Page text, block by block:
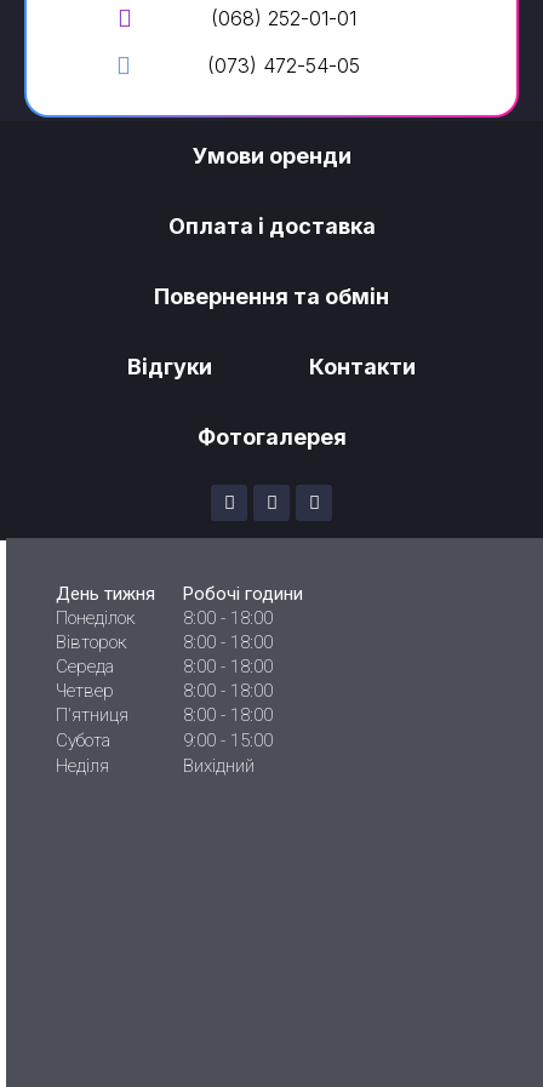
(068) 252-01-01
(073) 472-54-05
Умови оренди
Оплата і доставка
Повернення та обмін
Відгуки Контакти
Фотогалерея
День тижня
Робочі години
Понеділок
8:00 - 18:00
Вівторок
8:00 - 18:00
Середа
8:00 - 18:00
Четвер
8:00 - 18:00
П'ятниця
8:00 - 18:00
Субота
9:00 - 15:00
Неділя
Вихідний